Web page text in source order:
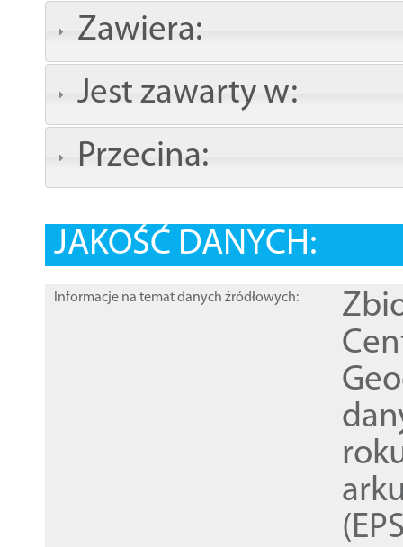
Zawiera:
Jest zawarty w:
Przecina:
JAKOŚĆ DANYCH:
Informacje na temat danych źródłowych: